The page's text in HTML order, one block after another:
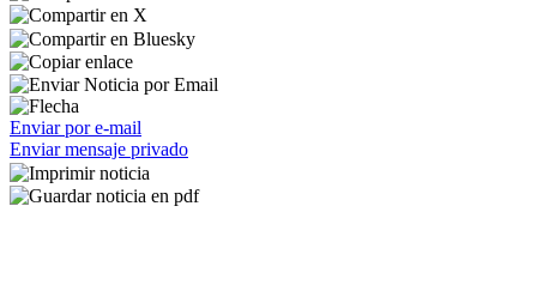
Enviar por e-mail
Enviar mensaje privado